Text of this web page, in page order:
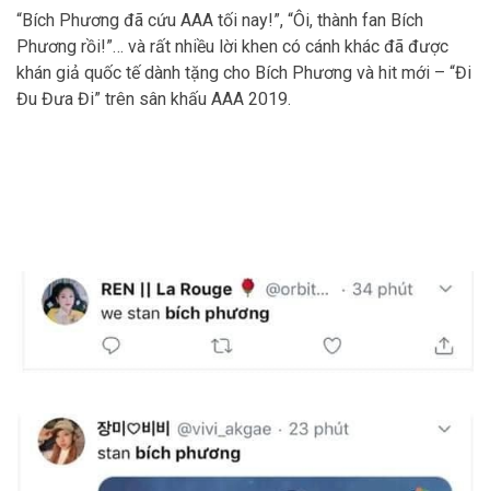
“Bích Phương đã cứu AAA tối nay!”, “Ôi, thành fan Bích
Phương rồi!”… và rất nhiều lời khen có cánh khác đã được
khán giả quốc tế dành tặng cho Bích Phương và hit mới – “Đi
Đu Đưa Đi” trên sân khấu AAA 2019.